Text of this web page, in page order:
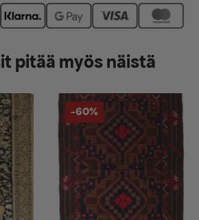
pitää myös näistä
-60%